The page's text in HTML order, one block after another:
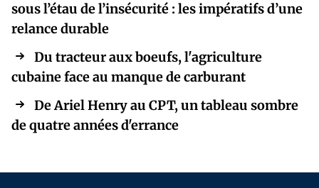
sous l’étau de l’insécurité : les impératifs d’une
relance durable
Du tracteur aux boeufs, l'agriculture
cubaine face au manque de carburant
De Ariel Henry au CPT, un tableau sombre
de quatre années d'errance